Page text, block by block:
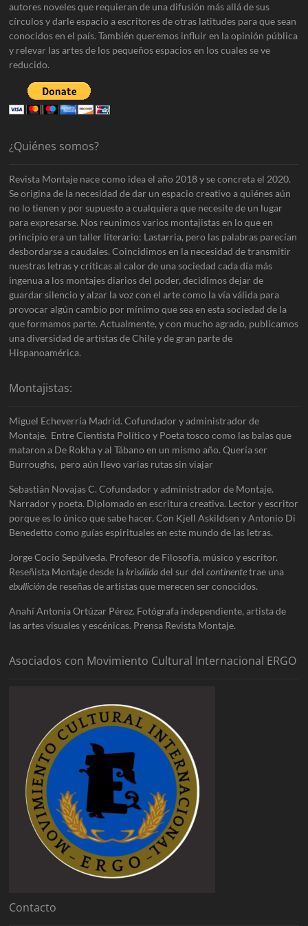
autores noveles que requieran de una difusión más allá de sus
círculos y darle espacio a escritores de otras latitudes para que sean
conocidos en el país. También queremos influir en la opinión pública
y relevar las artes de los pequeños espacios en los cuales se ve
reducido.
¿Quiénes somos?
Revista Montaje nace como idea el año 2018 y se concreta el 2020.
Se origina de la necesidad de dar un espacio creativo a quiénes aún
no lo tienen y por supuesto a cualquiera que necesite de un lugar
para expresarse. Nos reunimos varios montajistas en lo que en
principio era un taller literario: Lastarria, pero las palabras parecían
desbordarse a caudales. Coincidimos en la necesidad de transmitir
nuestras letras y críticas al calor de una sociedad cada día más
ingenua a los montajes diarios del poder, decidimos dejar de
guardar silencio y alzar la voz con el arte como la vía válida para
provocar algún cambio por mínimo que sea en esta sociedad de la
que formamos parte. Actualmente, y con mucho agrado, publicamos
una diversidad de artistas de Chile y de gran parte de
Hispanoamérica.
Montajistas:
Miguel Echeverría Madrid. Cofundador y administrador de
Montaje. Entre Cientista Político y Poeta tosco como las balas que
mataron a De Rokha y al Tábano en un mismo año. Quería ser
Burroughs, pero aún llevo varias rutas sin viajar
Sebastián Novajas C. Cofundador y administrador de Montaje.
Narrador y poeta. Diplomado en escritura creativa. Lector y escritor
porque es lo único que sabe hacer. Con Kjell Askildsen y Antonio Di
Benedetto como guías espirituales en este mundo de las letras.
Jorge Cocio Sepúlveda. Profesor de Filosofía, músico y escritor.
Reseñista Montaje desde lakrisálidadel sur delcontinentetrae una
ebulliciónde reseñas de artistas que merecen ser conocidos.
Anahí Antonia Ortúzar Pérez. Fotógrafa independiente, artista de
las artes visuales y escénicas. Prensa Revista Montaje.
Asociados con Movimiento Cultural Internacional ERGO
Contacto